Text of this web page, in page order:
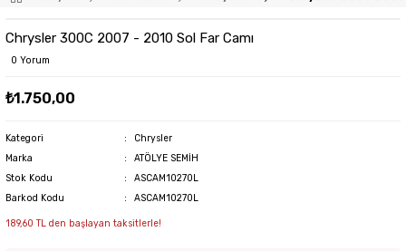
Chrysler 300C 2007 - 2010 Sol Far Camı
0 Yorum
₺1.750,00
Kategori
Chrysler
Marka
ATÖLYE SEMİH
Stok Kodu
ASCAM10270L
Barkod Kodu
ASCAM10270L
189,60 TL den başlayan taksitlerle!